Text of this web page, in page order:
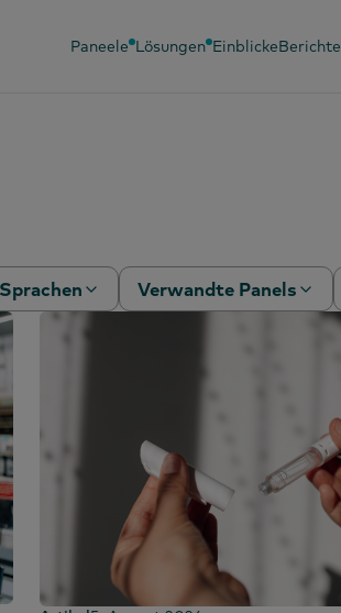
Paneele Lösungen EinblickeBerichte
Sprachen
Chinesisch
(vereinfacht)
Chinesisch
(traditionell)
Deutsch
Französisch
Koreanisch
Portugiesisch
Spanisch
Verwandte Panels
OOH-Panel
Benzin-Panel
Panel kaufen
Verpflichtet
Technik &
Unterhaltung